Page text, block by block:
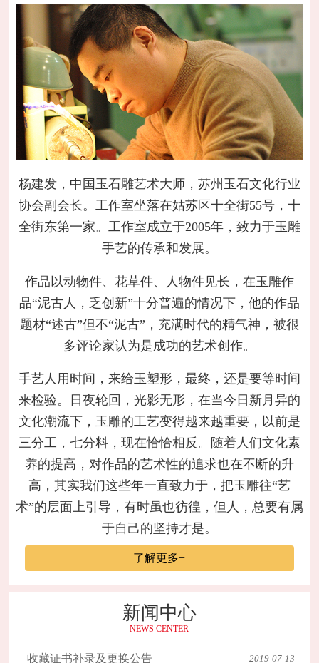
杨建发，中国玉石雕艺术大师，苏州玉石文化行业
协会副会长。工作室坐落在姑苏区十全街55号，十
全街东第一家。工作室成立于2005年，致力于玉雕
手艺的传承和发展。
作品以动物件、花草件、人物件见长，在玉雕作
品“泥古人，乏创新”十分普遍的情况下，他的作品
题材“述古”但不“泥古”，充满时代的精气神，被很
多评论家认为是成功的艺术创作。
手艺人用时间，来给玉塑形，最终，还是要等时间
来检验。日夜轮回，光影无形，在当今日新月异的
文化潮流下，玉雕的工艺变得越来越重要，以前是
三分工，七分料，现在恰恰相反。随着人们文化素
养的提高，对作品的艺术性的追求也在不断的升
高，其实我们这些年一直致力于，把玉雕往“艺
术”的层面上引导，有时虽也彷徨，但人，总要有属
于自己的坚持才是。
了解更多+
新闻中心
NEWS CENTER
收藏证书补录及更换公告 2019-07-13